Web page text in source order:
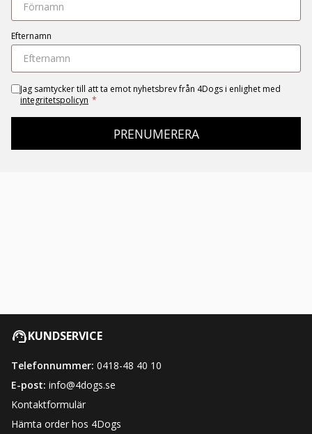
Efternamn
Jag samtycker till att ta emot nyhetsbrev från 4Dogs i enlighet med
integritetspolicyn *
PRENUMERERA
KUNDSERVICE
Telefonnummer: 0418-48 40 10
E-post: info@4dogs.se
Kontaktformulär
Hämta order hos 4Dogs